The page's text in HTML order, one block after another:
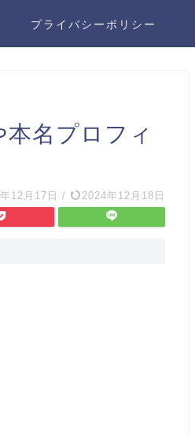
プライバシーポリシー
名プロフィ
12月17日 / 2024年12月18日